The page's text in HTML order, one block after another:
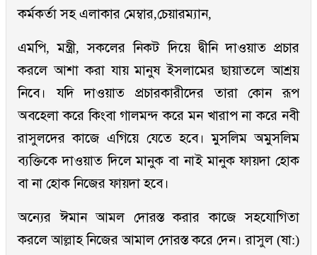
কর্মকর্তা সহ এলাকার মেম্বার,চেয়ারম্যান,
এমপি, মন্ত্রী, সকলের নিকট দিয়ে দ্বীনি দাওয়াত প্রচার
করলে আশা করা যায় মানুষ ইসলামের ছায়াতলে আশ্রয়
নিবে। যদি দাওয়াত প্রচারকারীদের তারা কোন রূপ
অবহেলা করে কিংবা গালমন্দ করে মন খারাপ না করে নবী
রাসুলদের কাজে এগিয়ে যেতে হবে। মুসলিম অমুসলিম
ব্যক্তিকে দাওয়াত দিলে মানুক বা নাই মানুক ফায়দা হোক
বা না হোক নিজের ফায়দা হবে।
অন্যের ঈমান আমল দোরস্ত করার কাজে সহযোগিতা
করলে আল্লাহ নিজের আমাল দোরস্ত করে দেন। রাসুল (ষা:)